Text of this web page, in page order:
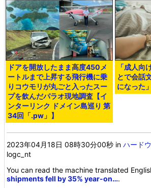
ドアを開放したまま高度450メ
ートルまで上昇する飛行機に乗
りコウモリが丸ごと入ったスー
プを飲んだパラオ現地調査【イ
ンターリンク ドメイン島巡り 第
34回「.pw」】
「成人向
とで会話
になった
2023年04月18日 08時30分00秒 inハード
logc_nt
You can read the machine translated
shipments fell by 35% year-on….